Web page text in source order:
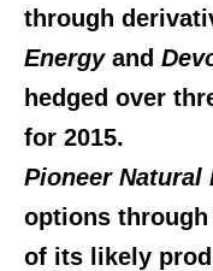
through
Energyand
hedged over
for 2015.
Pioneer Natural
options
of its likely